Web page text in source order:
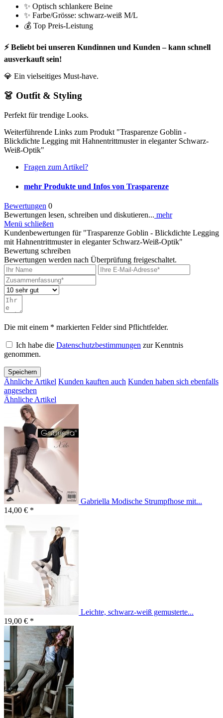
✨ Optisch schlankere Beine
✨ Farbe/Grösse: schwarz-weiß M/L
💰 Top Preis-Leistung
⚡ Beliebt bei unseren Kundinnen und Kunden – kann schnell
ausverkauft sein!
💎 Ein vielseitiges Must-have.
👗 Outfit & Styling
Perfekt für trendige Looks.
Weiterführende Links zum Produkt "Trasparenze Goblin -
Blickdichte Legging mit Hahnentrittmuster in eleganter Schwarz-
Weiß-Optik"
Fragen zum Artikel?
mehr Produkte und Infos von Trasparenze
Bewertungen 0
Bewertungen lesen, schreiben und diskutieren... mehr
Menü schließen
Kundenbewertungen für "Trasparenze Goblin - Blickdichte Legging
mit Hahnentrittmuster in eleganter Schwarz-Weiß-Optik"
Bewertung schreiben
Bewertungen werden nach Überprüfung freigeschaltet.
Die mit einem * markierten Felder sind Pflichtfelder.
Ich habe die Datenschutzbestimmungen zur Kenntnis
genommen.
Speichern
Ähnliche Artikel Kunden kauften auch Kunden haben sich ebenfalls
angesehen
Ähnliche Artikel
Gabriella Modische Strumpfhose mit...
14,00 € *
Leichte, schwarz-weiß gemusterte...
19,00 € *